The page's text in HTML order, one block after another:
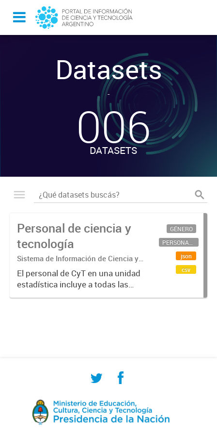
Datasets
-
006
DATASETS
Personal de ciencia y
tecnología
Sistema de Información de Ciencia y
Tecnología Argentino (SICYTAR)
El personal de CyT en una unidad
estadística incluye a todas las
personas involucradas
GÉNERO
PERSONAL CIENTÍFICO-TECNOLÓGICO
json
csv